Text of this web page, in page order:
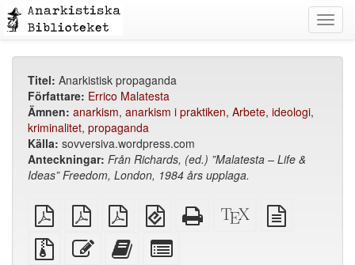
Titel: Anarkistisk propaganda
Författare: Errico Malatesta
Ämnen: anarkism, anarkism i praktiken, Arbete, ideologi,
kriminalitet, propaganda
Källa: sovversiva.wordpress.com
Anteckningar: Från Richards, (ed.) ”Malatesta – Life &
Ideas” Freedom, London, 1984 års upplaga.
plain
PDF
A4
imposed
PDF
Letter
imposed
PDF
EPUB
(för
mobila
enheter)
Fristående
HTML
XeLaTeX
källa
Källfiler
med
Redigera
denna
Lägg